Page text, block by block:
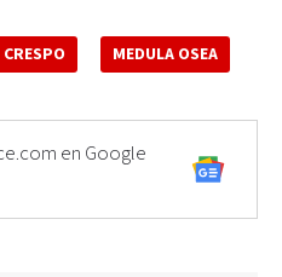
CRESPO MEDULA OSEA
en Google